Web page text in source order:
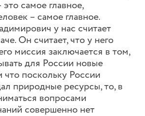
это самое главное,
– самое главное.
у нас считает
Он считает, что у него
миссия заключается в том,
для России новые
что поскольку России
природные ресурсы, то, в
вопросами
совершенно нет